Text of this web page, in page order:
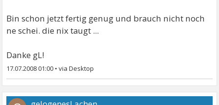
Bin schon jetzt fertig genug und brauch nicht noch
ne schei. die nix taugt ...
Danke gL!
17.07.2008 01:00 •